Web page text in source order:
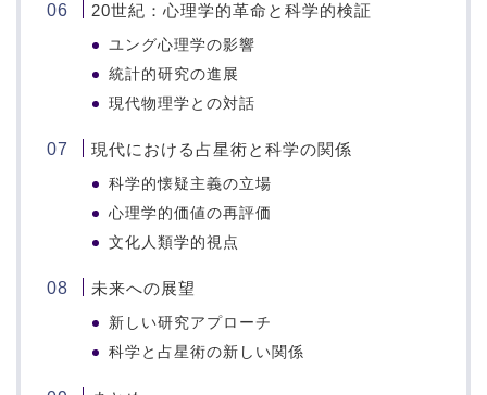
20世紀：心理学的革命と科学的検証
ユング心理学の影響
統計的研究の進展
現代物理学との対話
現代における占星術と科学の関係
科学的懐疑主義の立場
心理学的価値の再評価
文化人類学的視点
未来への展望
新しい研究アプローチ
科学と占星術の新しい関係